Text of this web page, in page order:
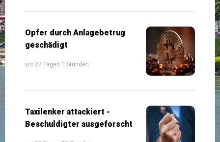
Opfer durch Anlagebetrug
geschädigt
vor 22 Tagen 1 Stunden
Taxilenker attackiert -
Beschuldigter ausgeforscht